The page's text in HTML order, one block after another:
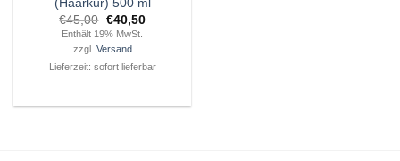
(Haarkur) 500 ml
€45,00 Ursprünglicher
Preis
€45,00
€40,50Aktueller
Enthält 19% MwSt.
zzgl. Versand
Lieferzeit: sofort lieferbar